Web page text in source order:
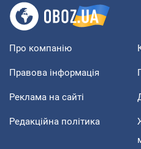
Про компанію
Правова інформація
Реклама на сайті
Редакційна політика